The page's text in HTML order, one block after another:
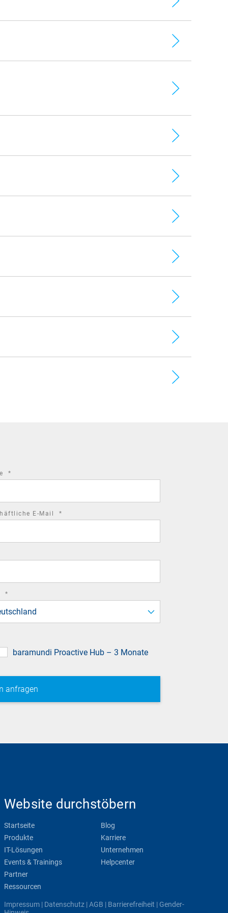
*
E-Mail *
*
baramundi Proactive Hub – 3 Monate
Website durchstöbern
Startseite
Produkte
IT-Lösungen
Events & Trainings
Partner
Ressourcen
Blog
Karriere
Unternehmen
Helpcenter
Impressum| Datenschutz|AGB | Barrierefreiheit | Gender-